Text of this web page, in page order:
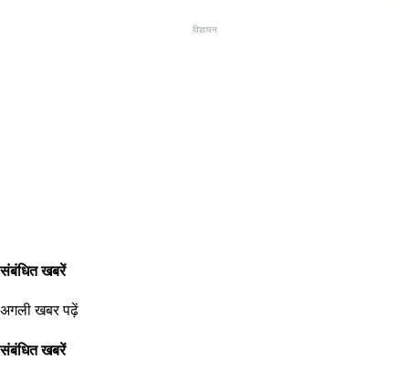
विज्ञापन
संबंधित खबरें
अगली खबर पढ़ें
संबंधित खबरें